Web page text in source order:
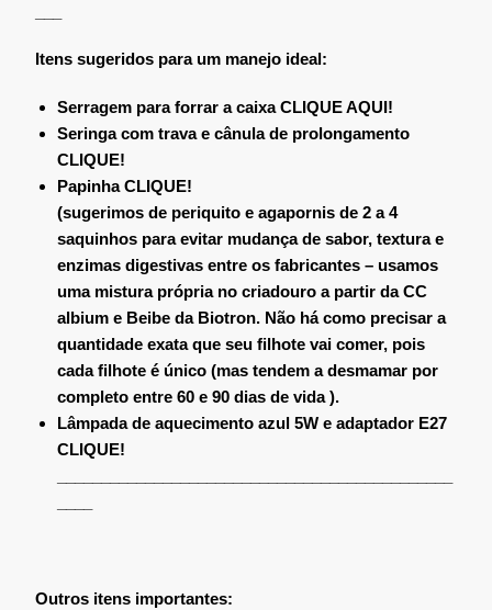
Itens sugeridos para um manejo ideal:
Serragem para forrar a caixaCLIQUE AQUI!
Seringa com trava e cânula de prolongamento
CLIQUE!
PapinhaCLIQUE!
(sugerimos de periquito e agapornis de 2 a 4
saquinhos para evitar mudança de sabor, textura e
enzimas digestivas entre os fabricantes – usamos
uma mistura própria no criadouro a partir da CC
albium e Beibe da Biotron. Não há como precisar a
quantidade exata que seu filhote vai comer, pois
cada filhote é único (mas tendem a desmamar por
completo entre 60 e 90 dias de vida ).
Lâmpada de aquecimento azul 5W e adaptador E27
CLIQUE!
Outros itens importantes: